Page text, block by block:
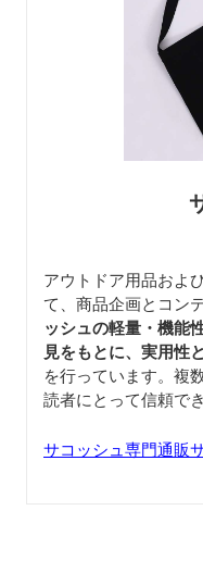
アウトドア用品およ
て、商品企画とコン
ッシュの軽量・機能
見をもとに、実用性
を行っています。複
読者にとって信頼で
サコッシュ専門通販